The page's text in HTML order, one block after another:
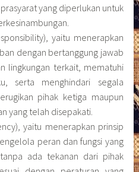
yang diperlukan untuk
yaitu menerapkan
dengan bertanggung jawab
lingkungan terkait, mematuhi
serta menghindari segala
pihak ketiga maupun
yang telah disepakati.
yaitu menerapkan prinsip
peran dan fungsi yang
ada tekanan dari pihak